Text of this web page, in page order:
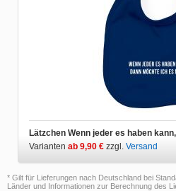
Lätzchen Wenn jeder es haben
Varianten ab 9,90 € zzgl. Versand
* Gilt für Lieferungen nach Deutschland bei
Länder und Informationen zur Berechnung des